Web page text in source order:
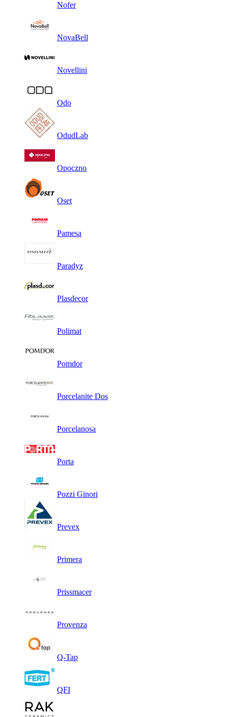
Nofer
NovaBell
Novellini
Odo
OdudLab
Opoczno
Oset
Pamesa
Paradyz
Plasdecor
Polimat
Pomdor
Porcelanite Dos
Porcelanosa
Porta
Pozzi Ginori
Prevex
Primera
Prissmacer
Provenza
Q-Tap
QFI